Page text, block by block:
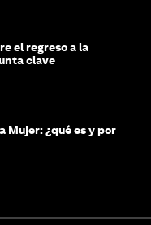
el regreso a la
clave
Mujer: ¿qué es y por